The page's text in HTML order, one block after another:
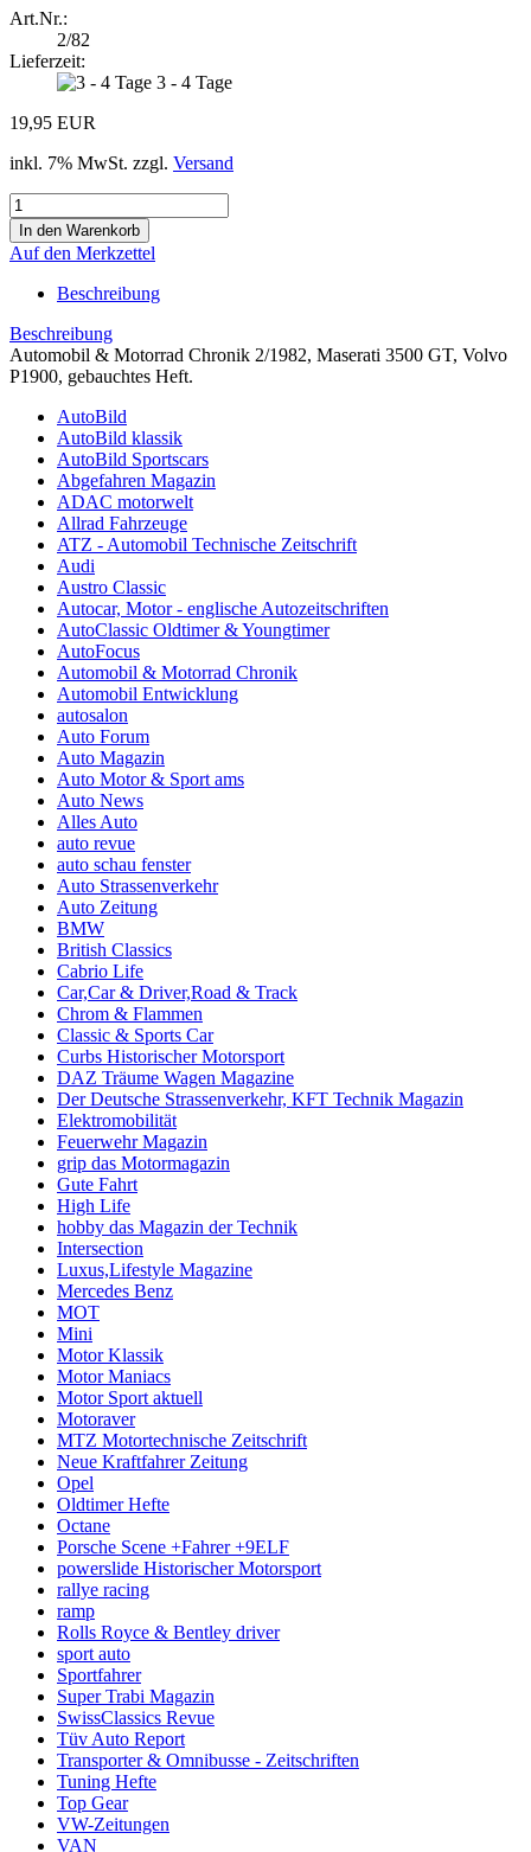
Art.Nr.:
2/82
Lieferzeit:
3 - 4 Tage
19,95 EUR
inkl. 7% MwSt. zzgl. Versand
Auf den Merkzettel
Beschreibung
Beschreibung
Automobil & Motorrad Chronik 2/1982, Maserati 3500 GT, Volvo
P1900, gebauchtes Heft.
AutoBild
AutoBild klassik
AutoBild Sportscars
Abgefahren Magazin
ADAC motorwelt
Allrad Fahrzeuge
ATZ - Automobil Technische Zeitschrift
Audi
Austro Classic
Autocar, Motor - englische Autozeitschriften
AutoClassic Oldtimer & Youngtimer
AutoFocus
Automobil & Motorrad Chronik
Automobil Entwicklung
autosalon
Auto Forum
Auto Magazin
Auto Motor & Sport ams
Auto News
Alles Auto
auto revue
auto schau fenster
Auto Strassenverkehr
Auto Zeitung
BMW
British Classics
Cabrio Life
Car,Car & Driver,Road & Track
Chrom & Flammen
Classic & Sports Car
Curbs Historischer Motorsport
DAZ Träume Wagen Magazine
Der Deutsche Strassenverkehr, KFT Technik Magazin
Elektromobilität
Feuerwehr Magazin
grip das Motormagazin
Gute Fahrt
High Life
hobby das Magazin der Technik
Intersection
Luxus,Lifestyle Magazine
Mercedes Benz
MOT
Mini
Motor Klassik
Motor Maniacs
Motor Sport aktuell
Motoraver
MTZ Motortechnische Zeitschrift
Neue Kraftfahrer Zeitung
Opel
Oldtimer Hefte
Octane
Porsche Scene +Fahrer +9ELF
powerslide Historischer Motorsport
rallye racing
ramp
Rolls Royce & Bentley driver
sport auto
Sportfahrer
Super Trabi Magazin
SwissClassics Revue
Tüv Auto Report
Transporter & Omnibusse - Zeitschriften
Tuning Hefte
Top Gear
VW-Zeitungen
VAN